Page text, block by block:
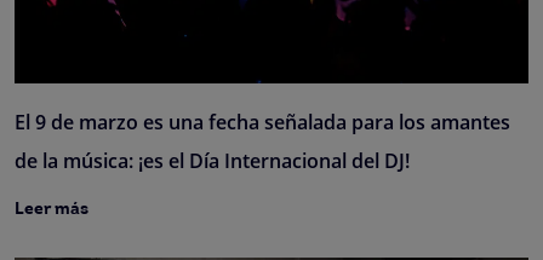
El 9 de marzo es una fecha señalada para los amantes
de la música: ¡es el Día Internacional del DJ!
Leer más